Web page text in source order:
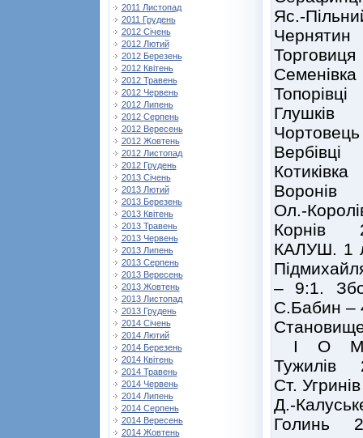
2011 Листопад
2011 Грудень
2012 Січень
2012 Лютий
2012 Березень
2012 Квітень
2012 Травень
2012 Червень
2012 Липень
2012 Серпень
2012 Вересень
2012 Жовтень
2012 Листопад
2012 Грудень
2013 Січень
2013 Лютий
2013 Березень
2013 Квітень
2013 Травень
2013 Червень
2013 Липень
2013 Серпень
2013 Вересень
2013 Жовтень
2013 Листопад
2013 Грудень
2014 Січень
2014 Лютий
2014 Березень
2014 Квітень
2014 Травень
2014 Червень
2014 Липень
2014 Серпень
2014 Вересень
2014 Жовтень
Яс.-
Ол.-
Корнів
КАЛУШ. 1
– 9:1.
С.Бабин –
І О
Ст.
Д.-
Голинь